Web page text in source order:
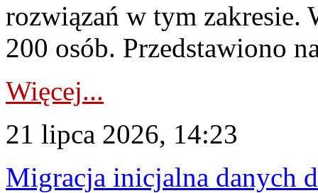
rozwiązań w tym zakresie.
200 osób. Przedstawiono
Więcej...
21 lipca 2026, 14:23
Migracja inicjalna danych